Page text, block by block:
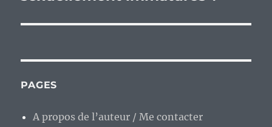
PAGES
A propos de l’auteur / Me contacter